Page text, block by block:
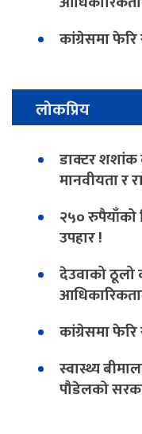
कांग्रेसमा
लोकप्रिय
डाक्टर शशांक
मानवीयता र
२५०
उपहार !
देउवाको
कांग्रेसमा
स्वास्थ्य
पौडेलको